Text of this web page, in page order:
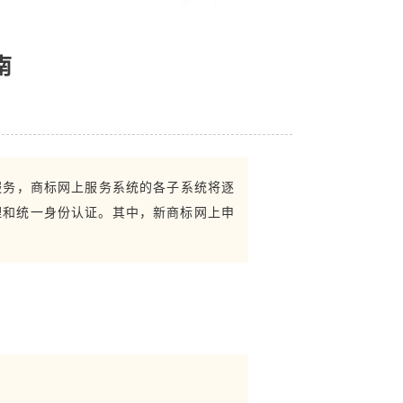
，商标网上服务系统的各子系统将逐
统一身份认证。其中，新商标网上申